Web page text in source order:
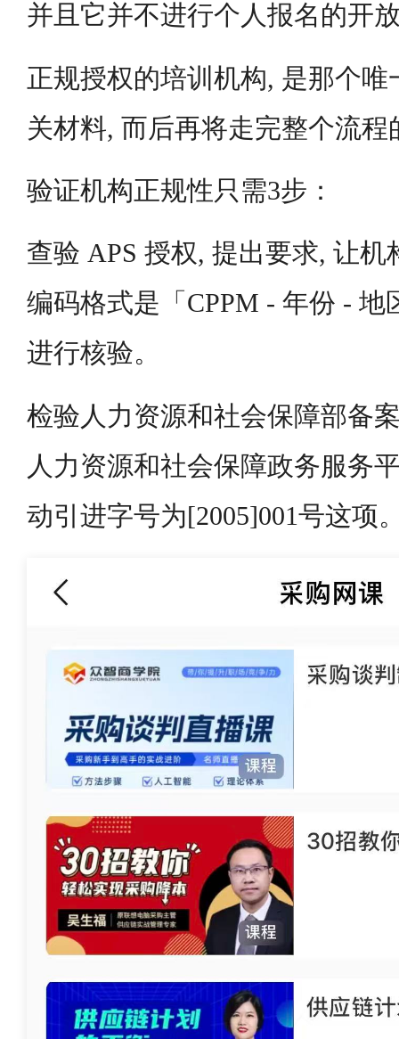
并且它并不进行个人报名的开
正规授权的培训机构, 是那个
关材料, 而后再将走完整个流程
验证机构正规性只需3步：
查验 APS 授权, 提出要求, 让
编码格式是「CPPM - 年份 - 地
进行核验。
检验人力资源和社会保障部备
人力资源和社会保障政务服务
动引进字号为[2005]001号这项